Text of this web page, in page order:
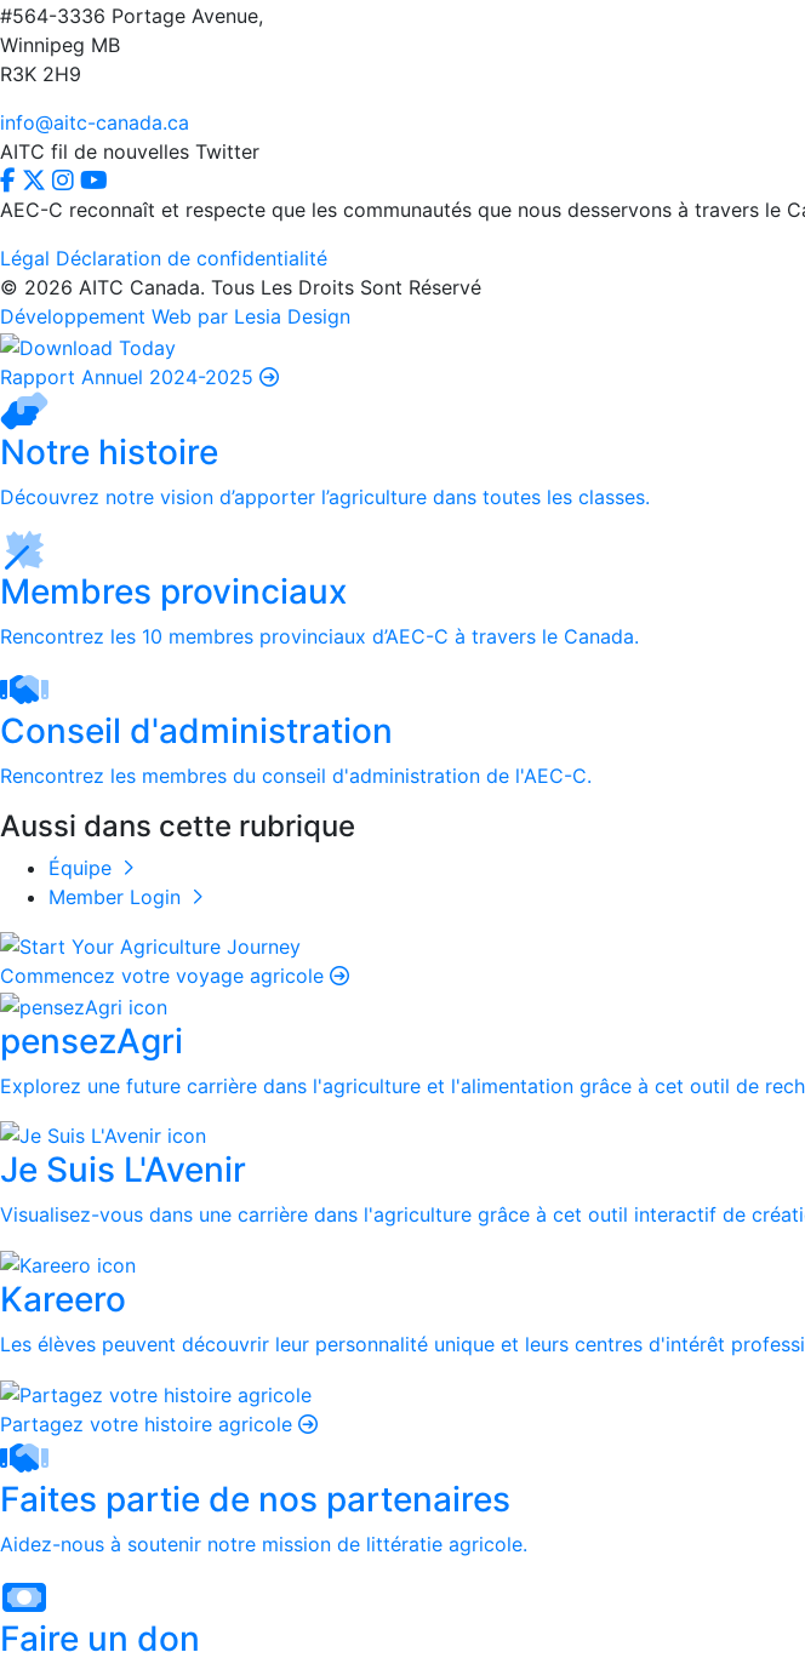
#564-3336 Portage Avenue,
Winnipeg MB
R3K 2H9
info@aitc-canada.ca
AITC fil de nouvelles Twitter
AEC-C reconnaît et respecte que les communautés que nous desservons à travers le
Légal Déclaration de confidentialité
© 2026 AITC Canada. Tous Les Droits Sont Réservé
Développement Web par Lesia Design
Rapport Annuel 2024-2025
Notre histoire
Découvrez notre vision d’apporter l’agriculture dans toutes les classes.
Membres provinciaux
Rencontrez les 10 membres provinciaux d’AEC-C à travers le Canada.
Conseil d'administration
Rencontrez les membres du conseil d'administration de l'AEC-C.
Aussi dans cette rubrique
Équipe
Member Login
Commencez votre voyage agricole
pensezAgri
Explorez une future carrière dans l'agriculture et l'alimentation grâce à cet outil de
Je Suis L'Avenir
Visualisez-vous dans une carrière dans l'agriculture grâce à cet outil interactif de
Kareero
Les élèves peuvent découvrir leur personnalité unique et leurs centres d'intérêt
Partagez votre histoire agricole
Faites partie de nos partenaires
Aidez-nous à soutenir notre mission de littératie agricole.
Faire un don